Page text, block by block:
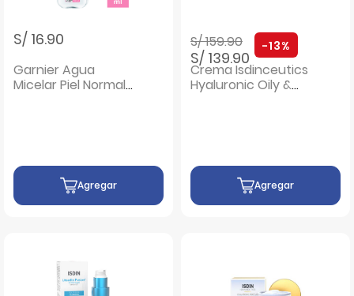
S/ 16.90
Garnier Agua
Micelar Piel Normal
Agregar
Precio rebajado de
S/ 159.90a
S/ 139.90
-13%
Crema Isdinceutics
Hyaluronic Oily &
Agregar